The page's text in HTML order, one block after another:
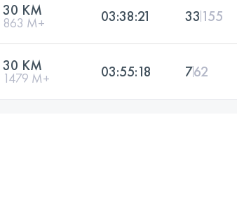
30 KM
863 M+ 03:38:21 33 155
30 KM
1479 M+ 03:55:18 762